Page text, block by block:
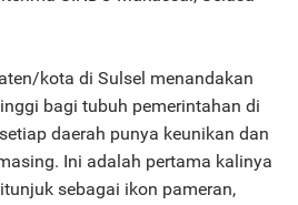
kota di Sulsel menandakan
bagi tubuh pemerintahan di
daerah punya keunikan dan
Ini adalah pertama kalinya
sebagai ikon pameran,